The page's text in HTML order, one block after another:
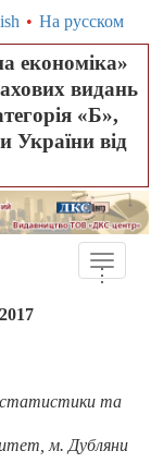
• На русском
економіка»
видань
«Б»,
України від
Toggle
...
статистики та
м. Дубляни